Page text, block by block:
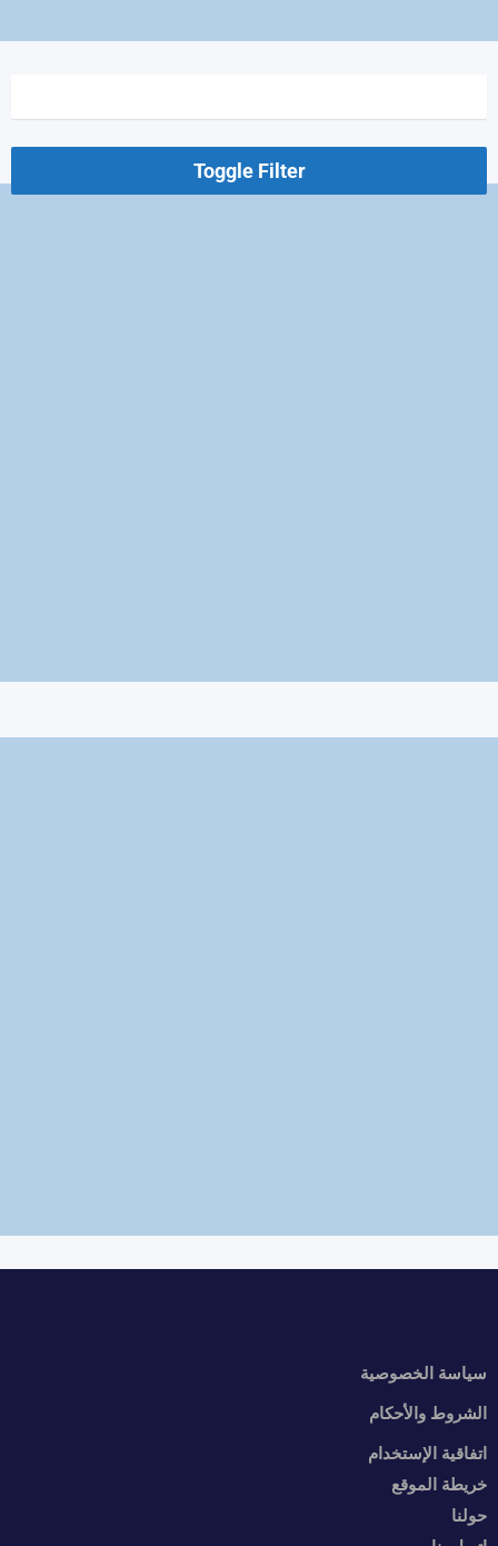
Toggle Filter
سياسة الخصوصية
الشروط والأحكام
اتفاقية الإستخدام
خريطة الموقع
حولنا